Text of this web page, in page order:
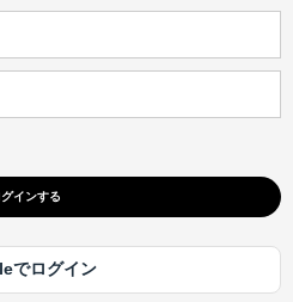
でログイン